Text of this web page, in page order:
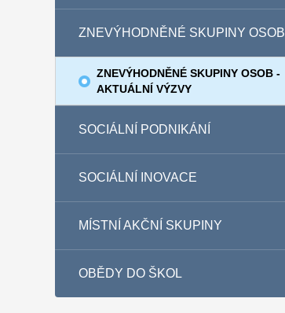
ZNEVÝHODNĚNÉ SKUPINY OSOB
ZNEVÝHODNĚNÉ SKUPINY OSOB -
AKTUÁLNÍ VÝZVY
SOCIÁLNÍ PODNIKÁNÍ
SOCIÁLNÍ INOVACE
MÍSTNÍ AKČNÍ SKUPINY
OBĚDY DO ŠKOL